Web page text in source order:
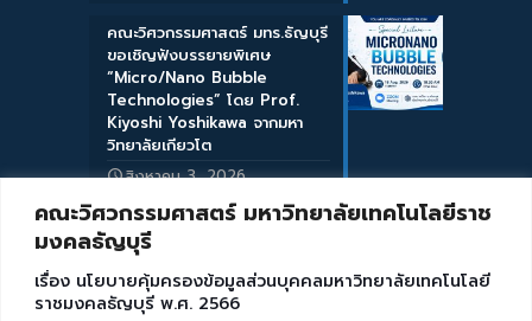
คณะวิศวกรรมศาสตร์ มหาวิทยาลัยเทคโนโลยีราช
มงคลธัญบุรี
เรื่อง นโยบายคุ้มครองข้อมูลส่วนบุคคลมหาวิทยาลัยเทคโนโลยี
ราชมงคลธัญบุรี พ.ศ. 2566
คณะวิศวกรรมศาสตร์ มทร.ธัญบุรี
ขอเชิญฟังบรรยายพิเศษ
“Micro/Nano Bubble
Technologies” โดย Prof.
Kiyoshi Yoshikawa จากมหา
วิทยาลัยเกียวโต
สิงหาคม 3, 2026